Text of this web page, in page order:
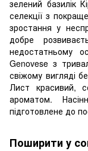
зелений базилік
селекції з
зростання у
добре
недостатньому
Genovese з
свіжому вигляді
Лист красивий,
ароматом.
підготовлене до
Поширити у